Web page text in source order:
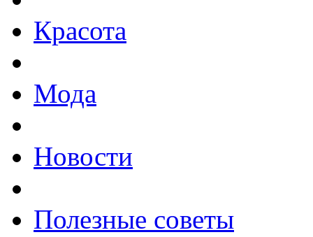
Красота
Мода
Новости
Полезные советы